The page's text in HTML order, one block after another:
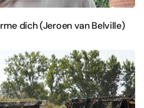
dich (Jeroen van Belville)